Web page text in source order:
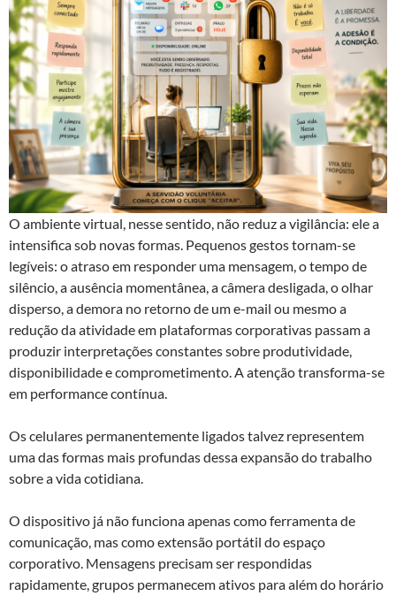
O ambiente virtual, nesse sentido, não reduz a vigilância: ele a
intensifica sob novas formas. Pequenos gestos tornam-se
legíveis: o atraso em responder uma mensagem, o tempo de
silêncio, a ausência momentânea, a câmera desligada, o olhar
disperso, a demora no retorno de um e-mail ou mesmo a
redução da atividade em plataformas corporativas passam a
produzir interpretações constantes sobre produtividade,
disponibilidade e comprometimento. A atenção transforma-se
em performance contínua.
Os celulares permanentemente ligados talvez representem
uma das formas mais profundas dessa expansão do trabalho
sobre a vida cotidiana.
O dispositivo já não funciona apenas como ferramenta de
comunicação, mas como extensão portátil do espaço
corporativo. Mensagens precisam ser respondidas
rapidamente, grupos permanecem ativos para além do horário